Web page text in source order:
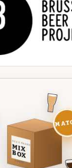
DEZE MAAND
MIX
BOX
8 BIEREN